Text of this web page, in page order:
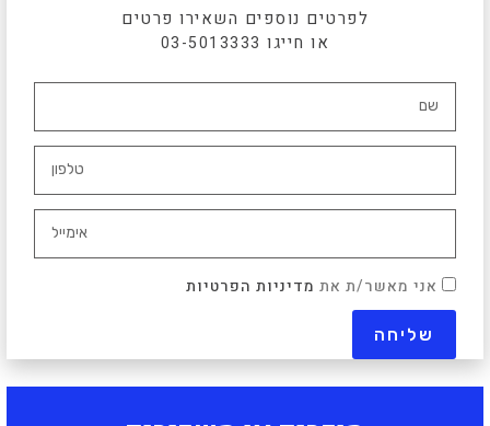
לפרטים נוספים השאירו פרטים
או חייגו 03-5013333
אני מאשר/ת את מדיניות הפרטיות